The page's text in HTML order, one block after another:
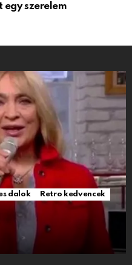
egy szerelem
dalok Retro kedvencek